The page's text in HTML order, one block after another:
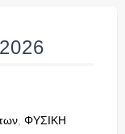
ΦΥΣΙΚΗ